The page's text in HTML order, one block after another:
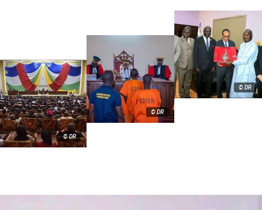
© DR
© DR
© DR